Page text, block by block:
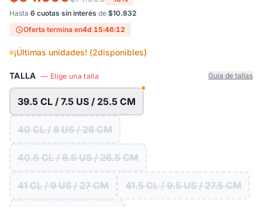
Hasta 6 cuotas sin interés de $10.832
Oferta termina en4d 15:46:11
¡Últimas unidades! (2disponibles)
TALLA — Elige una talla Guía de tallas
39.5 CL / 7.5 US / 25.5 CM
40 CL / 8 US / 26 CM
40.5 CL / 8.5 US / 26.5 CM
41 CL / 9 US / 27 CM 41.5 CL / 9.5 US / 27.5 CM